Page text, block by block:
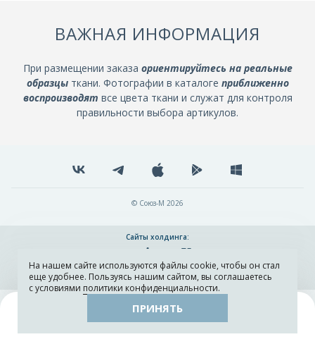
Каталог Остатки тканей
ВАЖНАЯ ИНФОРМАЦИЯ
При размещении заказа ориентируйтесь на реальные
образцыткани. Фотографии в каталоге приближенно
воспроизводят все цвета ткани и служат для контроля
правильности выбора артикулов.
© Союз-М 2026
Сайты холдинга:
Разработка и поддержка сайта ADN
На нашем сайте используются файлы cookie, чтобы он стал
еще удобнее. Пользуясь нашим сайтом, вы соглашаетесь
с условиями политики конфиденциальности.
ПРИНЯТЬ